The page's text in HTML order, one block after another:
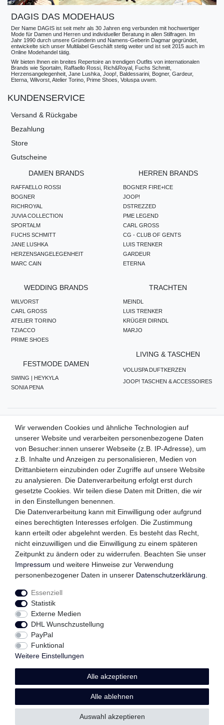
DAGIS DAS MODEHAUS
Der Name DAGIS ist seit mehr als 30 Jahren eng verbunden mit hochwertiger
Mode für Damen und Herren und individueller Beratung in allen Stilfragen. Im
Jahr 1990 durch unsere Gründerin und Namens-Geberin Dagmar gegründet,
entwickelte sich unser Multilabel Geschäft stetig weiter und ist seit 2015 auch im
Online Modehandel tätig.
Wir bieten Ihnen ein breites Repertoire an trendigen Outfits von internationalen
Brands wie Sportalm, Raffaello Rossi, Rich&Royal, Fuchs Schmitt,
Herzensangelegenheit, Jane Lushka, Joop!, Baldessarini, Bogner, Gardeur,
Eterna, Wilvorst, Atelier Torino, Prime Shoes, Voluspa uvwm.
KUNDENSERVICE
Versand & Rückgabe
Bezahlung
Store
Gutscheine
DAMEN BRANDS
RAFFAELLO ROSSI
BOGNER
RICHROYAL
JUVIA COLLECTION
SPORTALM
FUCHS SCHMITT
JANE LUSHKA
HERZENSANGELEGENHEIT
MARC CAIN
HERREN BRANDS
BOGNER FIRE+ICE
JOOP!
DSTREZZED
PME LEGEND
CARL GROSS
CG - CLUB OF GENTS
LUIS TRENKER
GARDEUR
ETERNA
WEDDING BRANDS
WILVORST
CARL GROSS
ATELIER TORINO
TZIACCO
PRIME SHOES
FESTMODE DAMEN
SWING | HEYKYLA
SONIA PENA
TRACHTEN
MEINDL
LUIS TRENKER
KRÜGER DIRNDL
MARJO
LIVING & TASCHEN
VOLUSPA DUFTKERZEN
JOOP! TASCHEN & ACCESSOIRES
ZAHLUNGSMETHODEN
WIR VERSENDEN MIT
QUALITÄTSVERSPRECHEN
FOLGEN SIE UNS
Impressum
Widerrufs­recht Vertrag widerrufen
© Copyright 2026 | Alle Rechte vorbehalten.
Wir verwenden Cookies und ähnliche Technologien auf
unserer Website und verarbeiten personenbezogene Daten
von Besucher:innen unserer Webseite (z.B. IP-Adresse), um
z.B. Inhalte und Anzeigen zu personalisieren, Medien von
Drittanbietern einzubinden oder Zugriffe auf unsere Website
zu analysieren. Die Datenverarbeitung erfolgt erst durch
gesetzte Cookies. Wir teilen diese Daten mit Dritten, die wir
in den Einstellungen benennen.
Die Datenverarbeitung kann mit Einwilligung oder aufgrund
eines berechtigten Interesses erfolgen. Die Zustimmung
kann erteilt oder abgelehnt werden. Es besteht das Recht,
nicht einzuwilligen und die Einwilligung zu einem späteren
Zeitpunkt zu ändern oder zu widerrufen. Beachten Sie unser
Impressum und weitere Hinweise zur Verwendung
personenbezogener Daten in unserer Daten­schutz­erklärung
Essenziell
Statistik
Externe Medien
DHL Wunschzustellung
PayPal
Funktional
Weitere Einstellungen
Alle akzeptieren
Alle ablehnen
Auswahl akzeptieren